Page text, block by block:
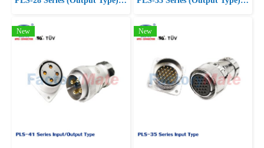
New New